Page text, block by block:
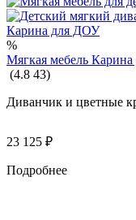
%
Мягкая мебель Карина
(4.8 43)
Диванчик и цветные
23 125 ₽
Подробнее